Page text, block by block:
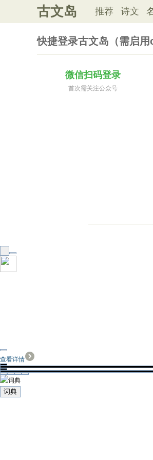
古文岛 推荐 诗文
快捷登录古文岛（需启用
微信扫码登录
首次需关注公众号
查看详情
词典